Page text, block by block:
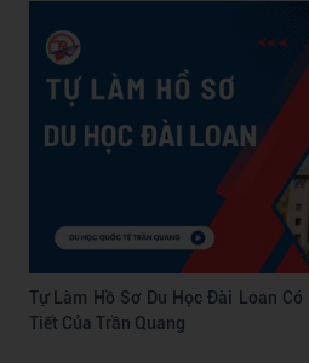
Tự Làm Hồ Sơ Du Học Đài Loan Có
Tiết Của Trần Quang